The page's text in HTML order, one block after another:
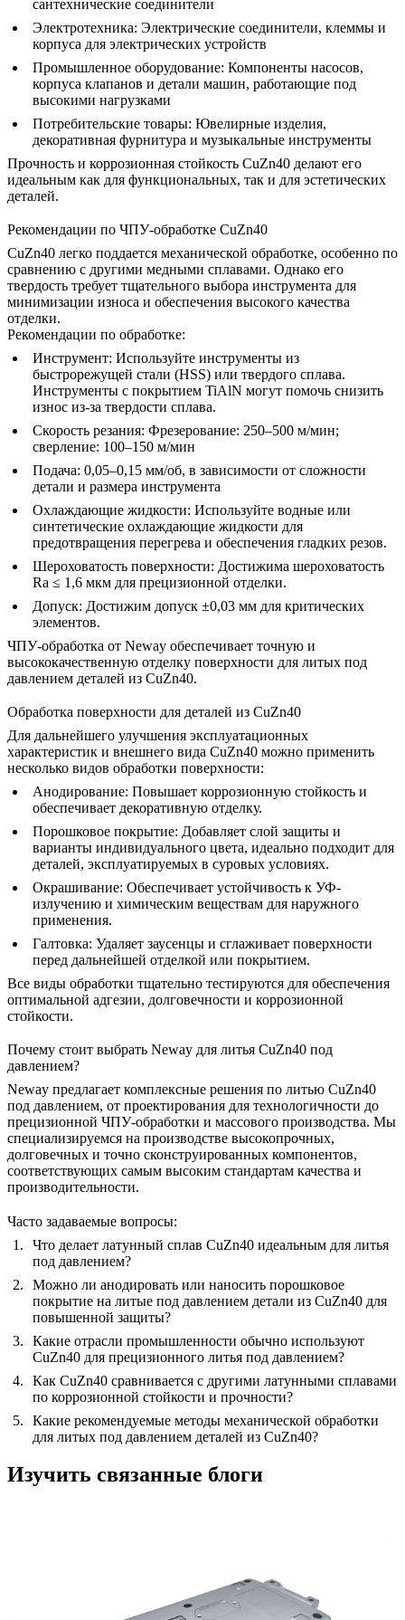
сантехнические соединители
Электротехника: Электрические соединители, клеммы и
корпуса для электрических устройств
Промышленное оборудование: Компоненты насосов,
корпуса клапанов и детали машин, работающие под
высокими нагрузками
Потребительские товары: Ювелирные изделия,
декоративная фурнитура и музыкальные инструменты
Прочность и коррозионная стойкость CuZn40 делают его
идеальным как для функциональных, так и для эстетических
деталей.
Рекомендации по ЧПУ-обработке CuZn40
CuZn40 легко поддается механической обработке, особенно по
сравнению с другими медными сплавами. Однако его
твердость требует тщательного выбора инструмента для
минимизации износа и обеспечения высокого качества
отделки.
Рекомендации по обработке:
Инструмент: Используйте инструменты из
быстрорежущей стали (HSS) или твердого сплава.
Инструменты с покрытием TiAlN могут помочь снизить
износ из-за твердости сплава.
Скорость резания: Фрезерование: 250–500 м/мин;
сверление: 100–150 м/мин
Подача: 0,05–0,15 мм/об, в зависимости от сложности
детали и размера инструмента
Охлаждающие жидкости: Используйте водные или
синтетические охлаждающие жидкости для
предотвращения перегрева и обеспечения гладких резов.
Шероховатость поверхности: Достижима шероховатость
Ra ≤ 1,6 мкм для прецизионной отделки.
Допуск: Достижим допуск ±0,03 мм для критических
элементов.
ЧПУ-обработка от Neway обеспечивает точную и
высококачественную отделку поверхности для литых под
давлением деталей из CuZn40.
Обработка поверхности для деталей из CuZn40
Для дальнейшего улучшения эксплуатационных
характеристик и внешнего вида CuZn40 можно применить
несколько видов обработки поверхности:
Анодирование: Повышает коррозионную стойкость и
обеспечивает декоративную отделку.
Порошковое покрытие: Добавляет слой защиты и
варианты индивидуального цвета, идеально подходит для
деталей, эксплуатируемых в суровых условиях.
Окрашивание: Обеспечивает устойчивость к УФ-
излучению и химическим веществам для наружного
применения.
Галтовка: Удаляет заусенцы и сглаживает поверхности
перед дальнейшей отделкой или покрытием.
Все виды обработки тщательно тестируются для обеспечения
оптимальной адгезии, долговечности и коррозионной
стойкости.
Почему стоит выбрать Neway для литья CuZn40 под
давлением?
Neway предлагает комплексные решения по литью CuZn40
под давлением, от проектирования для технологичности до
прецизионной ЧПУ-обработки и массового производства. Мы
специализируемся на производстве высокопрочных,
долговечных и точно сконструированных компонентов,
соответствующих самым высоким стандартам качества и
производительности.
Часто задаваемые вопросы:
Что делает латунный сплав CuZn40 идеальным для литья
под давлением?
Можно ли анодировать или наносить порошковое
покрытие на литые под давлением детали из CuZn40 для
повышенной защиты?
Какие отрасли промышленности обычно используют
CuZn40 для прецизионного литья под давлением?
Как CuZn40 сравнивается с другими латунными сплавами
по коррозионной стойкости и прочности?
Какие рекомендуемые методы механической обработки
для литых под давлением деталей из CuZn40?
Изучить связанные блоги